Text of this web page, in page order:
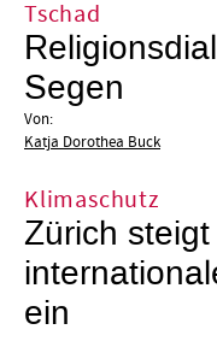
Tschad
Segen
Von:
Katja Dorothea Buck
Klimaschutz
Zürich
ein